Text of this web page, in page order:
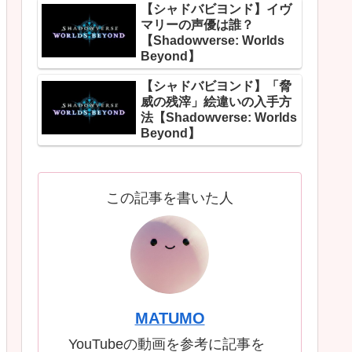
【シャドバビヨンド】イヴ
マリーの声優は誰？
【Shadowverse: Worlds
Beyond】
【シャドバビヨンド】「脅
威の残滓」絵違いの入手方
法【Shadowverse: Worlds
Beyond】
この記事を書いた人
MATUMO
YouTubeの動画を参考に記事を